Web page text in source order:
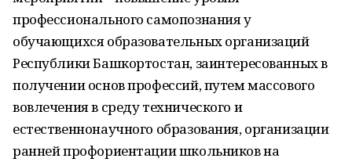
профессионального самопознания у
обучающихся образовательных организаций
Республики Башкортостан, заинтересованных в
получении основ профессий, путем массового
вовлечения в среду технического и
естественнонаучного образования, организации
ранней профориентации школьников на